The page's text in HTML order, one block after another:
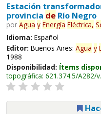
Estación
provincia deRío Negro
por Agua y Energía Eléctrica,
Idioma: Español
Editor: Buenos Aires: Agua y
1988
Disponibilidad: Ítems
topográfica: 621.374.5/A282/